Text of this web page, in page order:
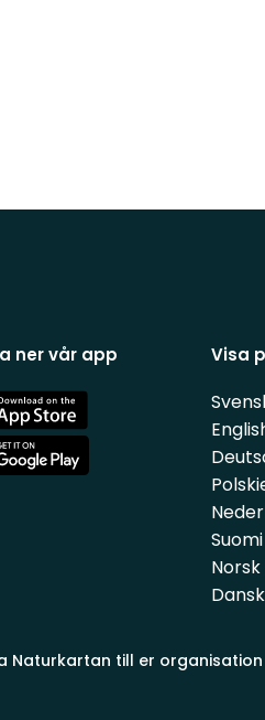
ner vår app Visa
Suomi
Dansk
Naturkartan till er organisation